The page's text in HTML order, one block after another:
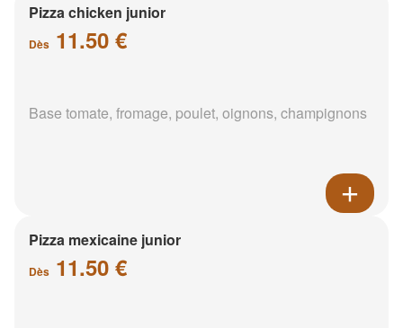
Pizza chicken junior
Dès 11.50 €
Base tomate, fromage, poulet, oignons, champignons
Pizza mexicaine junior
Dès 11.50 €